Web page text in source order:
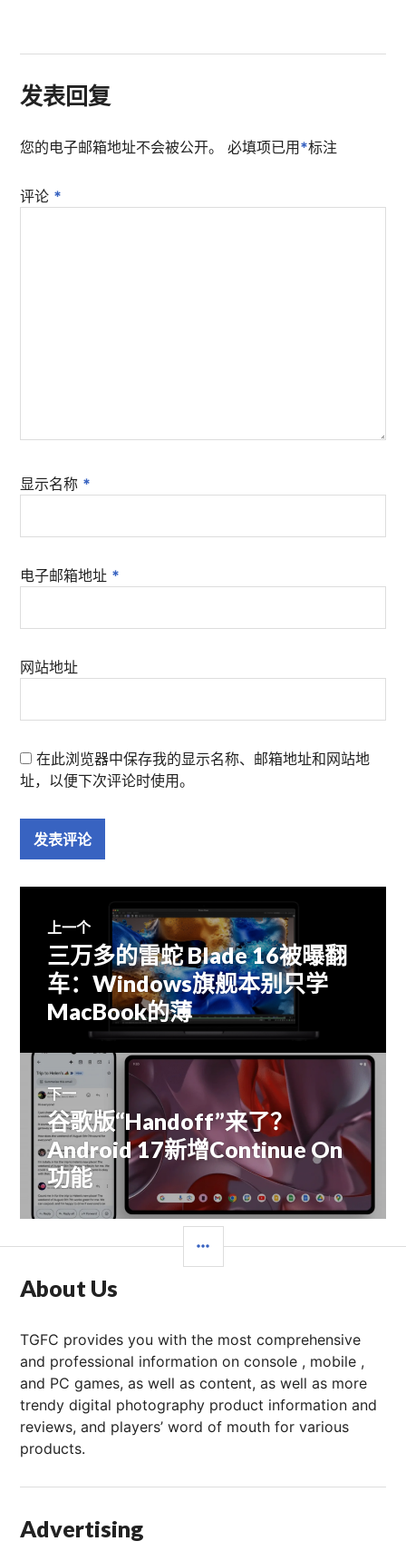
发表回复
您的电子邮箱地址不会被公开。 必填项已用 *标注
评论 *
显示名称 *
电子邮箱地址 *
网站地址
在此浏览器中保存我的显示名称、邮箱地址和网站地
址，以便下次评论时使用。
文
章
导
航
上一个
上
篇
文
章：
三万多的雷蛇 Blade 16被曝翻
车：Windows旗舰本别只学
MacBook的薄
下一
下
篇
文
章：
谷歌版“Handoff”来了？
Android 17新增Continue On
功能
栏
About Us
TGFC provides you with the most comprehensive
and professional information on console , mobile ,
and PC games, as well as content, as well as more
trendy digital photography product information and
reviews, and players’ word of mouth for various
products.
Advertising